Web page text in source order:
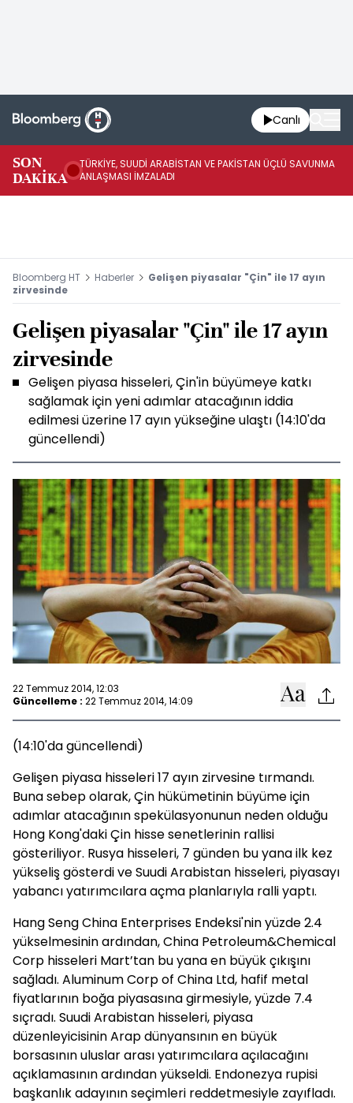
Canlı
SON
DAKİKA
TÜRKİYE, SUUDİ ARABİSTAN VE PAKİSTAN ÜÇLÜ SAVUNMA
ANLAŞMASI İMZALADI
Bloomberg HT Haberler
Gelişen piyasalar "Çin" ile 17 ayın
zirvesinde
Gelişen piyasalar "Çin" ile 17 ayın
zirvesinde
Gelişen piyasa hisseleri, Çin'in büyümeye katkı
sağlamak için yeni adımlar atacağının iddia
edilmesi üzerine 17 ayın yükseğine ulaştı (14:10'da
güncellendi)
22 Temmuz 2014, 12:03
Güncelleme : 22 Temmuz 2014, 14:09
(14:10'da güncellendi)
Gelişen piyasa hisseleri 17 ayın zirvesine tırmandı.
Buna sebep olarak, Çin hükümetinin büyüme için
adımlar atacağının spekülasyonunun neden olduğu
Hong Kong'daki Çin hisse senetlerinin rallisi
gösteriliyor. Rusya hisseleri, 7 günden bu yana ilk kez
yükseliş gösterdi ve Suudi Arabistan hisseleri, piyasayı
yabancı yatırımcılara açma planlarıyla ralli yaptı.
Hang Seng China Enterprises Endeksi'nin yüzde 2.4
yükselmesinin ardından, China Petroleum&Chemical
Corp hisseleri Mart’tan bu yana en büyük çıkışını
sağladı. Aluminum Corp of China Ltd, hafif metal
fiyatlarının boğa piyasasına girmesiyle, yüzde 7.4
sıçradı. Suudi Arabistan hisseleri, piyasa
düzenleyicisinin Arap dünyansının en büyük
borsasının uluslar arası yatırımcılara açılacağını
açıklamasının ardından yükseldi. Endonezya rupisi
başkanlık adayının seçimleri reddetmesiyle zayıfladı.